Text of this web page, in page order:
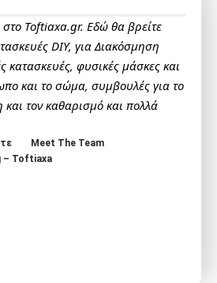
Toftiaxa.gr. Εδώ θα βρείτε
DIY, για Διακόσμηση
κατασκευές, φυσικές μάσκες και
και το σώμα, συμβουλές για το
τον καθαρισμό και πολλά
Meet The Team
– Toftiaxa